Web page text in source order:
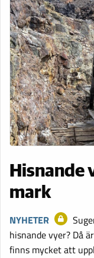
Hisnande
mark
NYHETER
hisnande vyer? Då
finns mycket att